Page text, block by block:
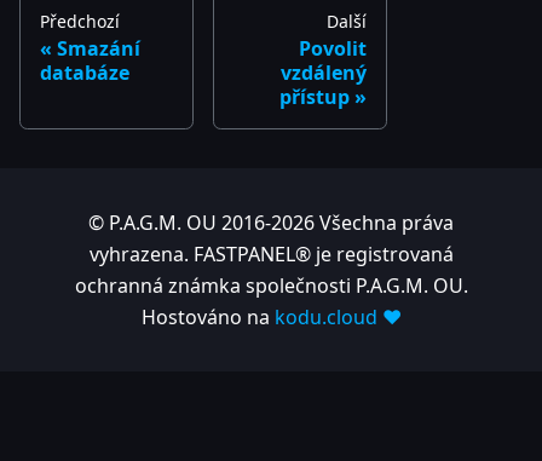
Předchozí
Smazání
databáze
Další
Povolit
vzdálený
přístup
© P.A.G.M. OU 2016-2026 Všechna práva
vyhrazena. FASTPANEL® je registrovaná
ochranná známka společnosti P.A.G.M. OU.
Hostováno na kodu.cloud ❤️